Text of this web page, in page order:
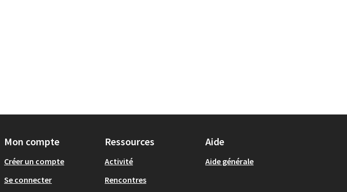
Mon compte
Créer un compte
Se connecter
Ressources
Activité
Rencontres
Aide
Aide générale